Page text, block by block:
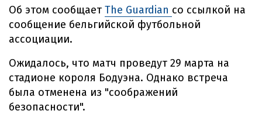
Об этом сообщает The Guardian со ссылкой на
сообщение бельгийской футбольной
ассоциации.
Ожидалось, что матч проведут 29 марта на
стадионе короля Бодуэна. Однако встреча
была отменена из "соображений
безопасности".